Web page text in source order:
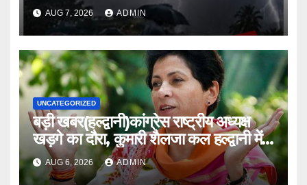
AUG 7, 2026 ADMIN
UNCATEGORIZED
बड़ी खबर(हल्द्वानी)कांग्रेस राष्ट्रीय अध्यक्ष
खड़गे का दौरा, कुमारी शैलजा कल हल्द्वानी में
।।AUG 6, 2026 ADMIN